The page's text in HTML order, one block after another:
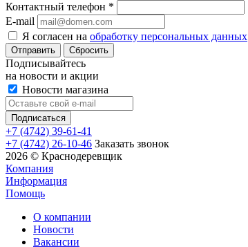
Контактный телефон *
E-mail
Я согласен на обработку персональных данных
Сбросить
Подписывайтесь
на новости и акции
Новости магазина
+7 (4742) 39-61-41
+7 (4742) 26-10-46 Заказать звонок
2026 © Краснодеревщик
Компания
Информация
Помощь
О компании
Новости
Вакансии